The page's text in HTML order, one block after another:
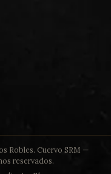
Robles. Cuervo SRM —
reservados.